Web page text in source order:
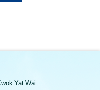
Yat Wai